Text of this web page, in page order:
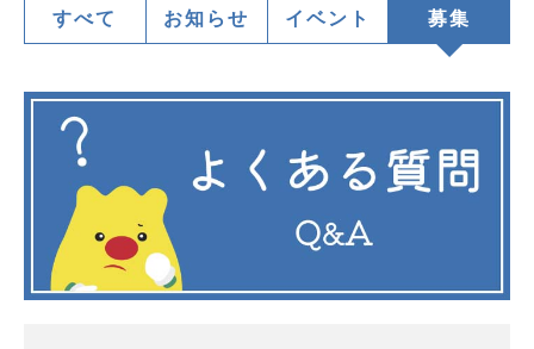
すべて お知らせ イベント 募集